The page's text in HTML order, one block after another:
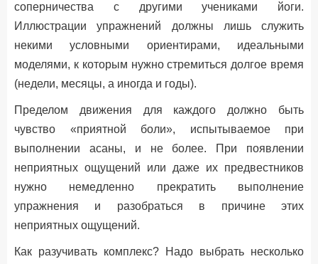
соперничества с другими учениками йоги.
Иллюстрации упражнений должны лишь служить
некими условными ориентирами, идеальными
моделями, к которым нужно стремиться долгое время
(недели, месяцы, а иногда и годы).
Пределом движения для каждого должно быть
чувство «приятной боли», испытываемое при
выполнении асаны, и не более. При появлении
неприятных ощущений или даже их предвестников
нужно немедленно прекратить выполнение
упражнения и разобраться в причине этих
неприятных ощущений.
Как разучивать комплекс? Надо выбрать несколько